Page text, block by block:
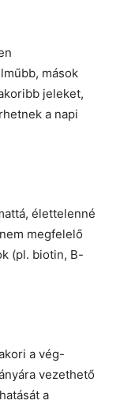
mások
jeleket,
a napi
élettelenné
megfelelő
(pl. biotin, B-
a vég-
vezethető
a